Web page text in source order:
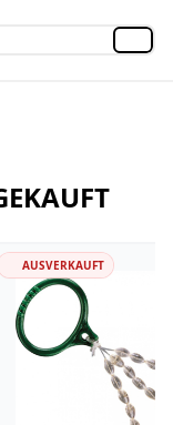
AUSVERKAUFT